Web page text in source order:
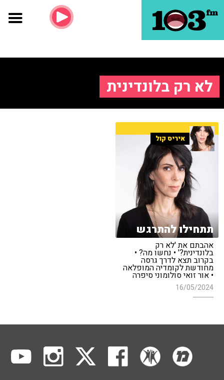
לא רק בלונדינית
איריס קול
תתחילו להתרגש
אהבתם את 'לא רק
בלונדינית?' • נחשו מה? •
בקרוב תצא לדרך גרסה
מחודשת לקומדיה המופלאה
• אור זואי סולומוני סיפרה
16/05/2024